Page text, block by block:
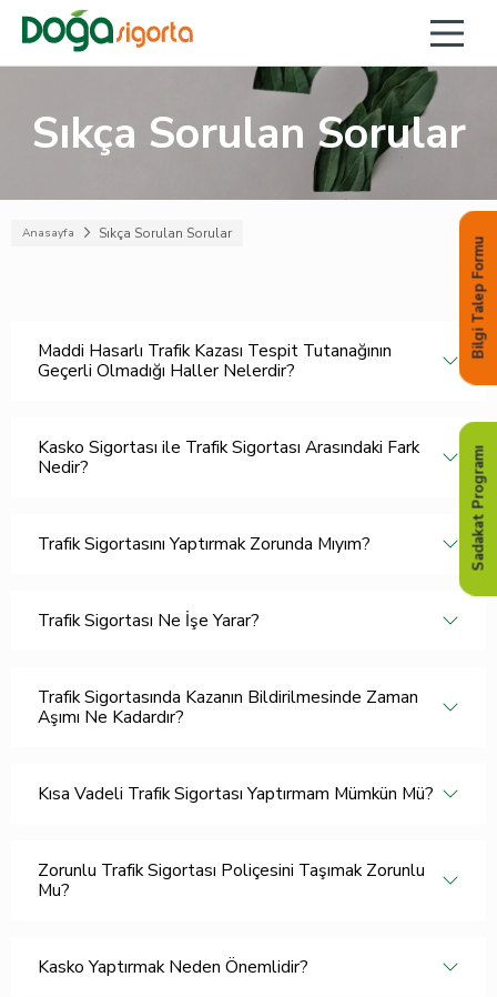
Sıkça Sorulan Sorular
Anasayfa Sıkça Sorulan Sorular
Maddi Hasarlı Trafik Kazası Tespit Tutanağının
Geçerli Olmadığı Haller Nelerdir?
Kasko Sigortası ile Trafik Sigortası Arasındaki Fark
Nedir?
Trafik Sigortasını Yaptırmak Zorunda Mıyım?
Trafik Sigortası Ne İşe Yarar?
Trafik Sigortasında Kazanın Bildirilmesinde Zaman
Aşımı Ne Kadardır?
Kısa Vadeli Trafik Sigortası Yaptırmam Mümkün Mü?
Zorunlu Trafik Sigortası Poliçesini Taşımak Zorunlu
Mu?
Kasko Yaptırmak Neden Önemlidir?
Bilgi Talep Formu
Sadakat Programı